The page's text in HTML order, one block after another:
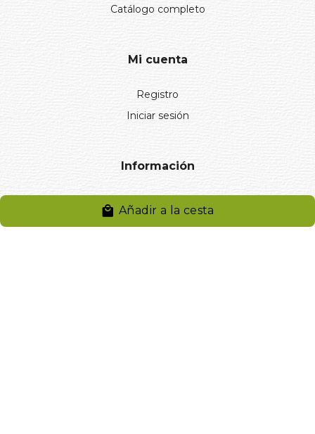
Añadir a la cesta
Catálogo completo
Mi cuenta
Registro
Iniciar sesión
Información